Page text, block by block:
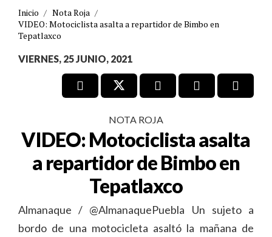
Inicio / Nota Roja /
VIDEO: Motociclista asalta a repartidor de Bimbo en
Tepatlaxco
VIERNES, 25 JUNIO, 2021
NOTA ROJA
VIDEO: Motociclista asalta
a repartidor de Bimbo en
Tepatlaxco
Almanaque / @AlmanaquePuebla Un sujeto a
bordo de una motocicleta asaltó la mañana de